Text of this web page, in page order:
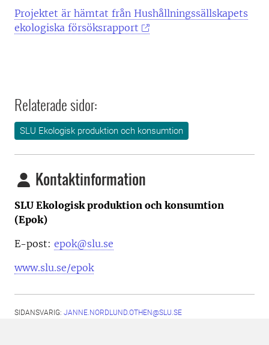
Projektet är hämtat från Hushållningssällskapets
ekologiska försöksrapport
Relaterade sidor:
SLU Ekologisk produktion och konsumtion
Kontaktinformation
SLU Ekologisk produktion och konsumtion
(Epok)
E-post: epok@slu.se
www.slu.se/epok
SIDANSVARIG: JANNE.NORDLUND.OTHEN@SLU.SE